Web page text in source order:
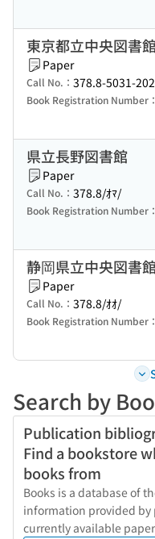
東京都立中央図書
Paper
Call No.： 378.8-5031-
Book Registration Number：
県立長野図書館
Paper
Call No.： 378.8/ｵﾏ/
Book Registration Number：
静岡県立中央図書
Paper
Call No.： 378.8/ｵｵ/
Book Registration Number：
Search by
Publication
Find a bookstore
books from
Books is a database of
information provided by
currently available